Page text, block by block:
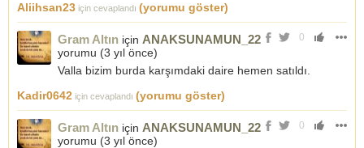
Aliihsan23 için cevaplandı (yorumu göster)
0
Gram Altın için ANAKSUNAMUN_22
yorumu (3 yıl önce)
Valla bizim burda karşımdaki daire hemen satıldı.
Kadir0642 için cevaplandı (yorumu göster)
0
Gram Altın için ANAKSUNAMUN_22
yorumu (3 yıl önce)